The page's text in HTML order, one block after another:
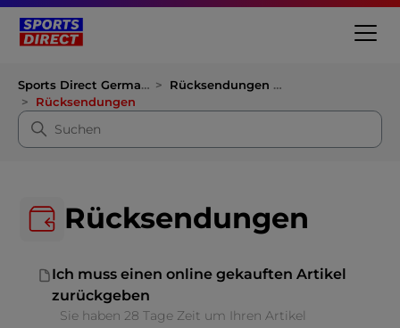
Sports Direct Germany
Rücksendungen & Rückerstattungen
Rücksendungen
Rücksendungen
Ich muss einen online gekauften Artikel
zurückgeben
Sie haben 28 Tage Zeit um Ihren Artikel